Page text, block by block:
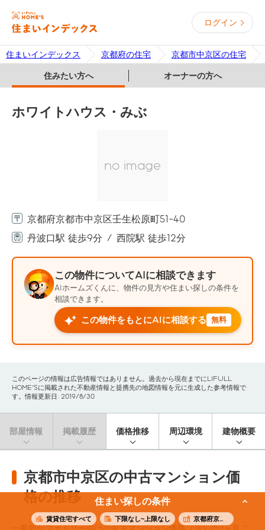
ログイン
住まいインデックス 京都府の住宅 京都市中京区の住宅
住みたい方へ オーナーの方へ
住まい探しの条件
賃貸住宅すべて 下限なし~上限なし 京都府京都市中京区
ホワイトハウス・みぶ
no image
京都府京都市中京区壬生松原町51-40
丹波口駅 徒歩9分
西院駅 徒歩12分
この物件についてAIに相談できます
AIホームズくんに、物件の見方や住まい探しの条件を
相談できます。
この物件をもとにAIに相談する 無料
このページの情報は広告情報ではありません。過去から現在までにLIFULL
HOME'Sに掲載された不動産情報と提携先の地図情報を元に生成した参考情報で
す。情報更新日: 2019/8/30
部屋情報 掲載履歴 価格推移 周辺環境 建物概要
京都市中京区の中古マンション価
格の推移